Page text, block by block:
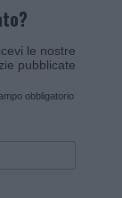
le nostre
pubblicate
obbligatorio